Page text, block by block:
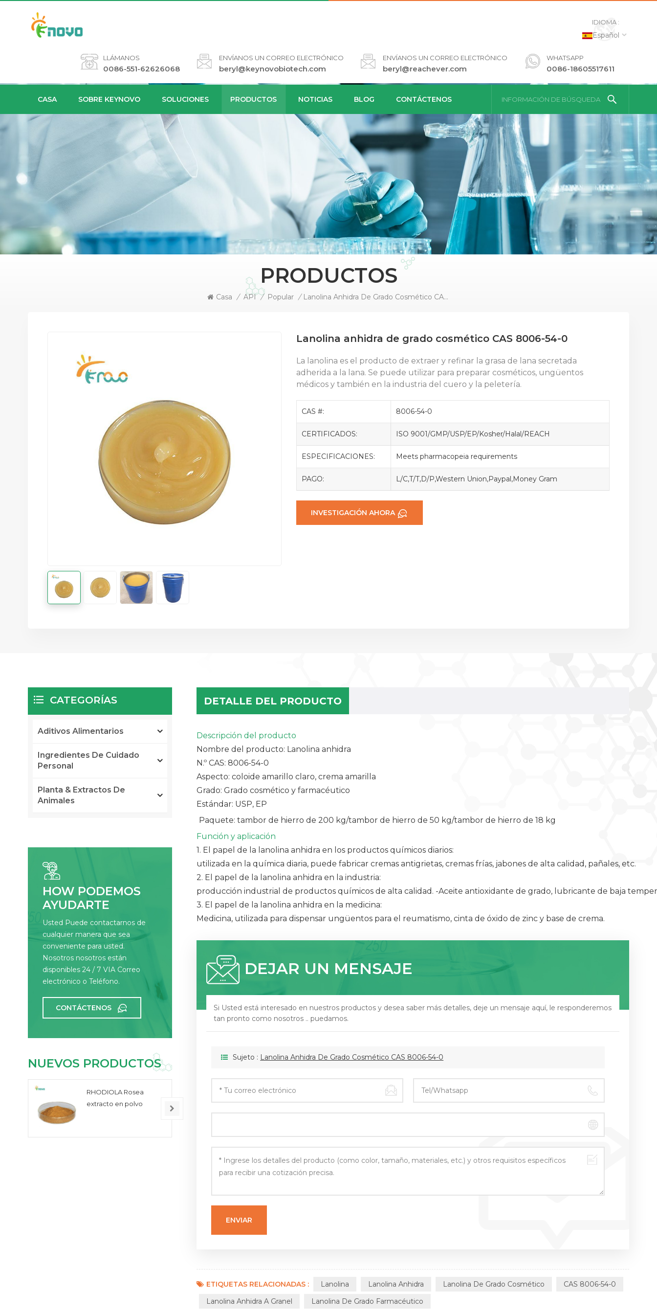
IDIOMA :
Español
LLÁMANOS
0086-551-62626068
ENVÍANOS UN CORREO ELECTRÓNICO
beryl@keynovobiotech.com
ENVÍANOS UN CORREO ELECTRÓNICO
beryl@reachever.com
WHATSAPP
0086-18605517611
CASA SOBRE KEYNOVO SOLUCIONES PRODUCTOS NOTICIAS BLOG CONTÁCTENOS INFORMACIÓN DE BÚSQUEDA
PRODUCTOS
Casa / API / Popular / Lanolina Anhidra De Grado Cosmético CAS 8006-54-0
Lanolina anhidra de grado cosmético CAS 8006-54-0
La lanolina es el producto de extraer y refinar la grasa de lana secretada
adherida a la lana. Se puede utilizar para preparar cosméticos, ungüentos
médicos y también en la industria del cuero y la peletería.
CAS #: 8006-54-0
CERTIFICADOS: ISO 9001/GMP/USP/EP/Kosher/Halal/REACH
ESPECIFICACIONES: Meets pharmacopeia requirements
PAGO: L/C,T/T,D/P,Western Union,Paypal,Money Gram
INVESTIGACIÓN AHORA
DETALLE DEL PRODUCTO
Descripción del producto
Nombre del producto: Lanolina anhidra
N.º CAS: 8006-54-0
Aspecto: coloide amarillo claro, crema amarilla
Grado: Grado cosmético y farmacéutico
Estándar: USP, EP
Paquete: tambor de hierro de 200 kg/tambor de hierro de 50 kg/tambor de hierro de 18 kg
Función y aplicación
1. El papel de la lanolina anhidra en los productos químicos diarios:
utilizada en la química diaria, puede fabricar cremas antigrietas, cremas frías, jabones de alta calidad, pañales, etc.
2. El papel de la lanolina anhidra en la industria:
producción industrial de productos químicos de alta calidad. -Aceite antioxidante de grado, lubricante de baja
3. El papel de la lanolina anhidra en la medicina:
Medicina, utilizada para dispensar ungüentos para el reumatismo, cinta de óxido de zinc y base de crema.
DEJAR UN MENSAJE
Si Usted está interesado en nuestros productos y desea saber más detalles, deje un mensaje aquí, le responderemos
tan pronto como nosotros .. puedamos.
Sujeto : Lanolina Anhidra De Grado Cosmético CAS 8006-54-0
ETIQUETAS RELACIONADAS : Lanolina Lanolina Anhidra Lanolina De Grado Cosmético
CAS 8006-54-0
Lanolina Anhidra A Granel
Lanolina De Grado Farmacéutico
CATEGORÍAS
Aditivos Alimentarios
Ingredientes De Cuidado
Personal
Planta & Extractos De
Animales
HOW PODEMOS
AYUDARTE
Usted Puede contactarnos de
cualquier manera que sea
conveniente para usted.
Nosotros nosotros están
disponibles 24 / 7 VIA Correo
electrónico o Teléfono.
CONTÁCTENOS
NUEVOS PRODUCTOS
RHODIOLA Rosea
extracto en polvo